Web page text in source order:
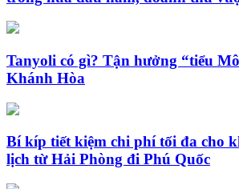
Tanyoli có gì? Tận hưởng “tiểu
Khánh Hòa
Bí kíp tiết kiệm chi phí tối đa cho
lịch từ Hải Phòng đi Phú Quốc